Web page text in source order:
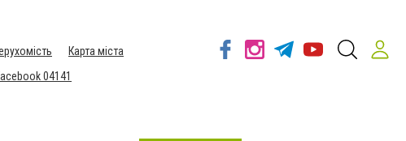
Карта міста
04141